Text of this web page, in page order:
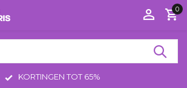
0
KORTINGEN TOT 65%